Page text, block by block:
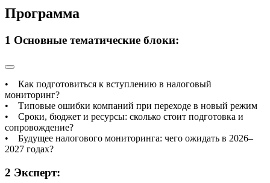
Программа
1 Основные тематические блоки:
• Как подготовиться к вступлению в налоговый
мониторинг?
• Типовые ошибки компаний при переходе в новый режим
• Сроки, бюджет и ресурсы: сколько стоит подготовка и
сопровождение?
• Будущее налогового мониторинга: чего ожидать в 2026–
2027 годах?
2 Эксперт: